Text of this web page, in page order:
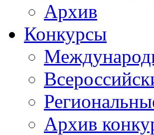
Архив
Конкурсы
Архив